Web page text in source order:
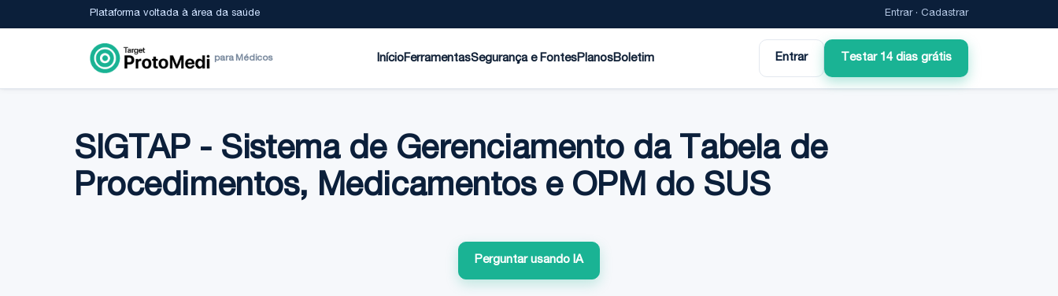
Plataforma voltada à área da saúde Entrar· Cadastrar
para Médicos InícioFerramentasSegurança e FontesPlanosBoletim Entrar Testar 14 dias grátis
SIGTAP - Sistema de Gerenciamento da Tabela de
Procedimentos, Medicamentos e OPM do SUS
Perguntar usando IA